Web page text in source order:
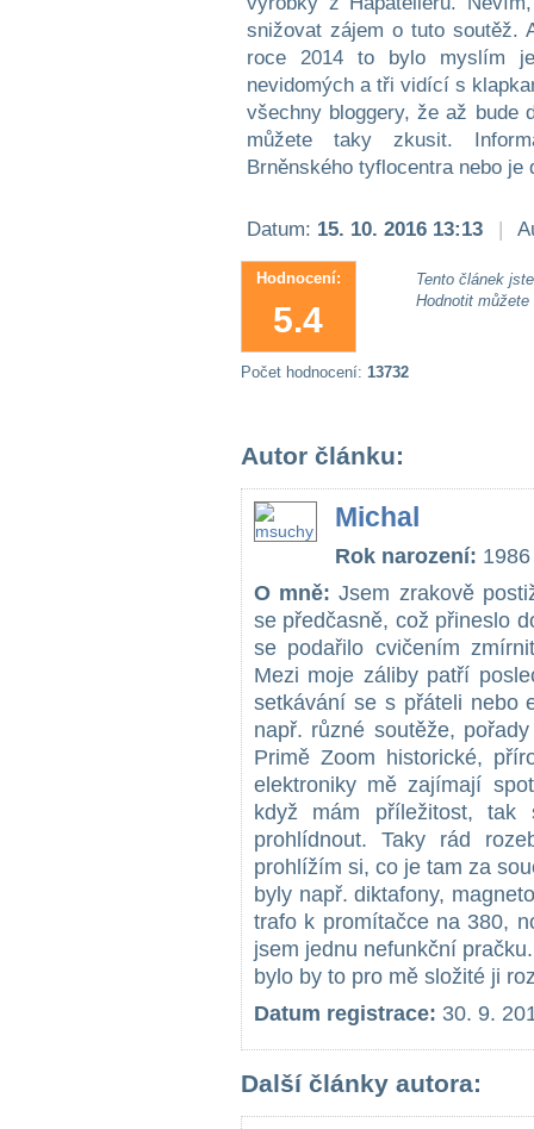
snižovat zájem o tuto soutěž.
roce 2014 to bylo myslím
nevidomých a tři vidící s
všechny bloggery, že až
můžete taky zkusit.
Brněnského tyflocentra nebo je
Datum: 15. 10. 2016 13:13 |
Hodnocení:
5.4
Tento článek
Hodnotit
Počet hodnocení: 13732
Autor článku:
Michal
Rok narození: 1986
O mně: Jsem zrakově
se předčasně, což přineslo
se podařilo cvičením
Mezi moje záliby patří
setkávání se s přáteli nebo
např. různé soutěže,
Primě Zoom historické,
elektroniky mě zajímají
když mám příležitost,
prohlídnout. Taky rád
prohlížím si, co je tam za
byly např. diktafony,
trafo k promítačce na 380,
jsem jednu nefunkční
bylo by to pro mě složité ji
Datum registrace: 30. 9.
Další články autora: